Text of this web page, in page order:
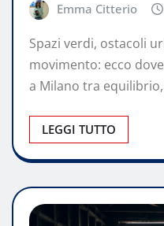
Emma Citterio
Spazi verdi, ostacoli
movimento: ecco
a Milano tra
LEGGI TUTTO